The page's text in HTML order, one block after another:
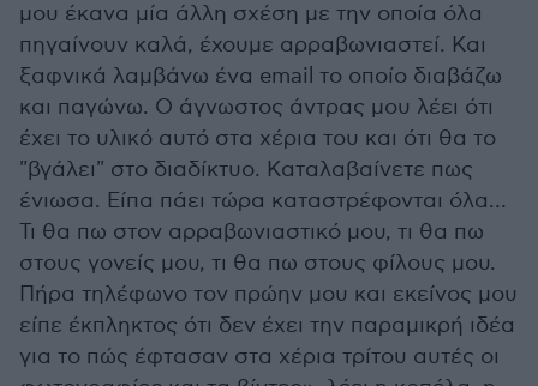
μου έκανα μία άλλη σχέση με την οποία όλα
πηγαίνουν καλά, έχουμε αρραβωνιαστεί. Και
ξαφνικά λαμβάνω ένα email το οποίο διαβάζω
και παγώνω. Ο άγνωστος άντρας μου λέει ότι
έχει το υλικό αυτό στα χέρια του και ότι θα το
"βγάλει" στο διαδίκτυο. Καταλαβαίνετε πως
ένιωσα. Είπα πάει τώρα καταστρέφονται όλα…
Τι θα πω στον αρραβωνιαστικό μου, τι θα πω
στους γονείς μου, τι θα πω στους φίλους μου.
Πήρα τηλέφωνο τον πρώην μου και εκείνος μου
είπε έκπληκτος ότι δεν έχει την παραμικρή ιδέα
για το πώς έφτασαν στα χέρια τρίτου αυτές οι